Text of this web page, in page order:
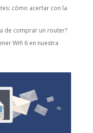
cómo acertar con la
de comprar un router?
Wifi 6 en nuestra